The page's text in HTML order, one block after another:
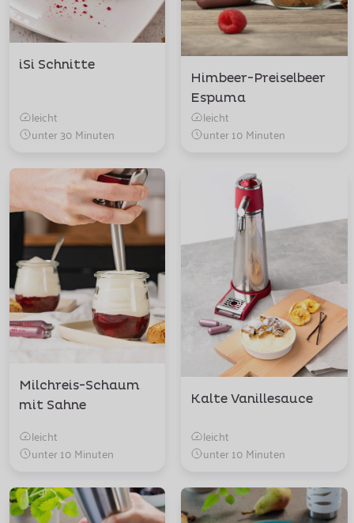
iSi Schnitte
leicht
unter 30 Minuten
Himbeer-Preiselbeer
Espuma
leicht
unter 10 Minuten
Milchreis-Schaum
mit Sahne
leicht
unter 10 Minuten
Kalte Vanillesauce
leicht
unter 10 Minuten